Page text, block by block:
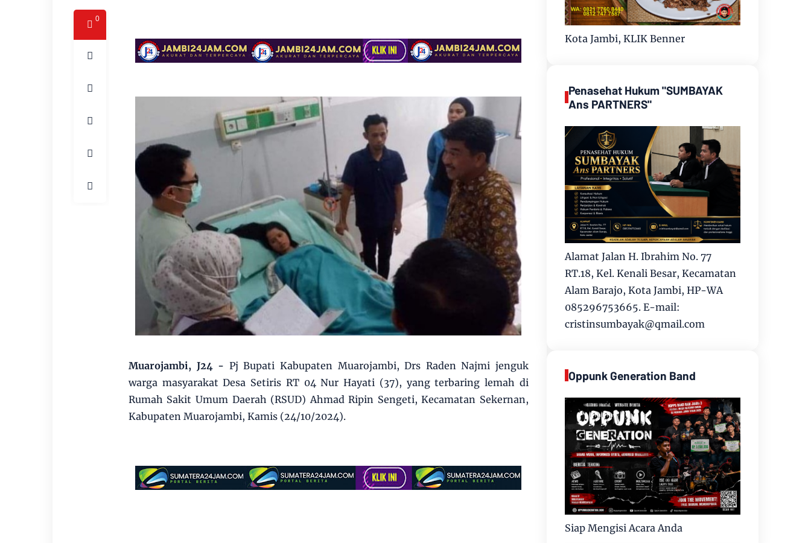
0
Muarojambi, J24 - Pj Bupati Kabupaten Muarojambi, Drs Raden Najmi jenguk
warga masyarakat Desa Setiris RT 04 Nur Hayati (37), yang terbaring lemah di
Rumah Sakit Umum Daerah (RSUD) Ahmad Ripin Sengeti, Kecamatan Sekernan,
Kabupaten Muarojambi, Kamis (24/10/2024).
Kota Jambi, KLIK Benner
Penasehat Hukum "SUMBAYAK
Ans PARTNERS"
Alamat Jalan H. Ibrahim No. 77
RT.18, Kel. Kenali Besar, Kecamatan
Alam Barajo, Kota Jambi, HP-WA
085296753665. E-mail:
cristinsumbayak@qmail.com
Oppunk Generation Band
Siap Mengisi Acara Anda